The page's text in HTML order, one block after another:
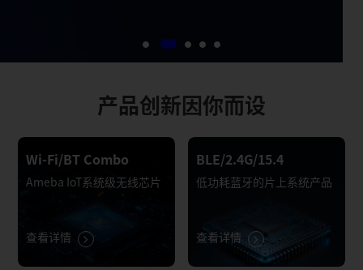
产品创新因你而设
Wi-Fi/BT Combo
Ameba IoT系统级无线芯片
查看详情
BLE/2.4G/15.4
低功耗蓝牙的片上系统产品
查看详情